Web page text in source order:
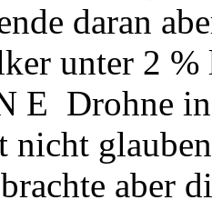
daran
unter 2
E Drohne
nicht
aber